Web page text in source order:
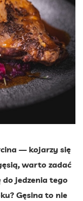
— kojarzy się
warto zadać
jedzenia tego
Gęsina to nie